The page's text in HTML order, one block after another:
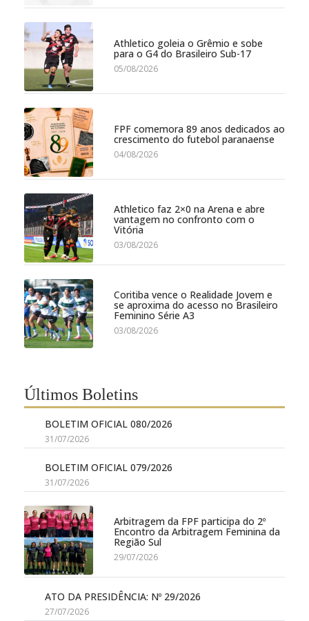
Athletico goleia o Grêmio e sobe
para o G4 do Brasileiro Sub-17
05/08/2026
FPF comemora 89 anos dedicados ao
crescimento do futebol paranaense
04/08/2026
Athletico faz 2×0 na Arena e abre
vantagem no confronto com o
Vitória
03/08/2026
Coritiba vence o Realidade Jovem e
se aproxima do acesso no Brasileiro
Feminino Série A3
03/08/2026
Últimos Boletins
BOLETIM OFICIAL 080/2026
31/07/2026
BOLETIM OFICIAL 079/2026
31/07/2026
Arbitragem da FPF participa do 2º
Encontro da Arbitragem Feminina da
Região Sul
29/07/2026
ATO DA PRESIDÊNCIA: Nº 29/2026
27/07/2026